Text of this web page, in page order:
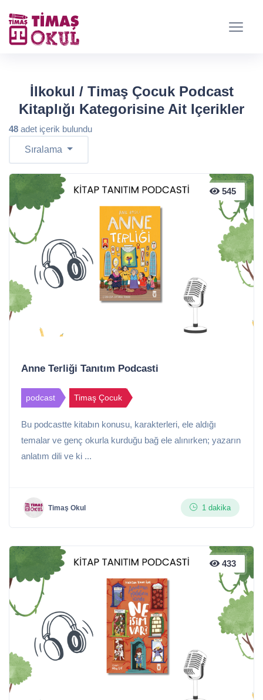
İlkokul / Timaş Çocuk Podcast
Kitaplığı Kategorisine Ait Içerikler
48 adet içerik bulundu
Sıralama
545
Anne Terliği Tanıtım Podcasti
podcast Timaş Çocuk
Bu podcastte kitabın konusu, karakterleri, ele aldığı
temalar ve genç okurla kurduğu bağ ele alınırken; yazarın
anlatım dili ve ki ...
Timaş Okul 1 dakika
433